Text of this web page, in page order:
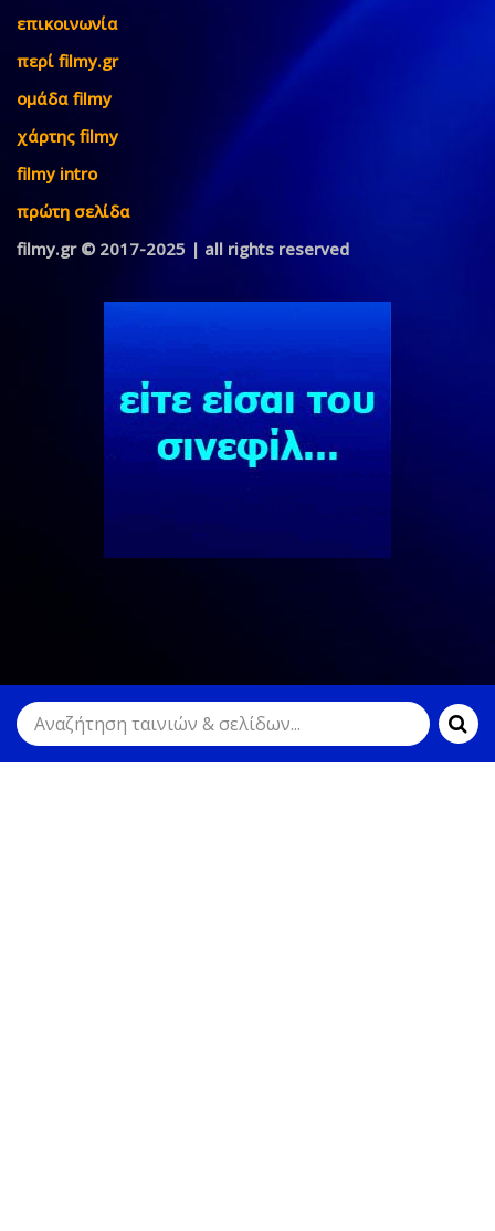
επικοινωνία
περί filmy.gr
ομάδα filmy
χάρτης filmy
filmy intro
πρώτη σελίδα
filmy.gr © 2017-2025 | all rights reserved